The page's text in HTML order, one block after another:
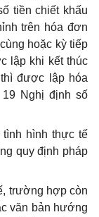
tiền chiết khấu
trên hóa đơn
hoặc kỳ tiếp
lập khi kết thúc
được lập hóa
Nghị định số
hình thực tế
quy định pháp
trường hợp còn
văn bản hướng